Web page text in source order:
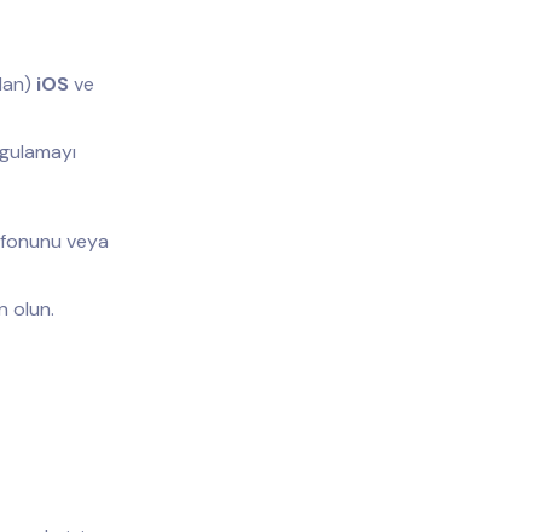
iOS ve
veya
olun.